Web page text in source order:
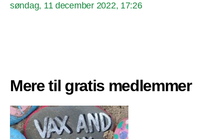
søndag, 11 december 2022, 17:26
Mere til gratis medlemmer